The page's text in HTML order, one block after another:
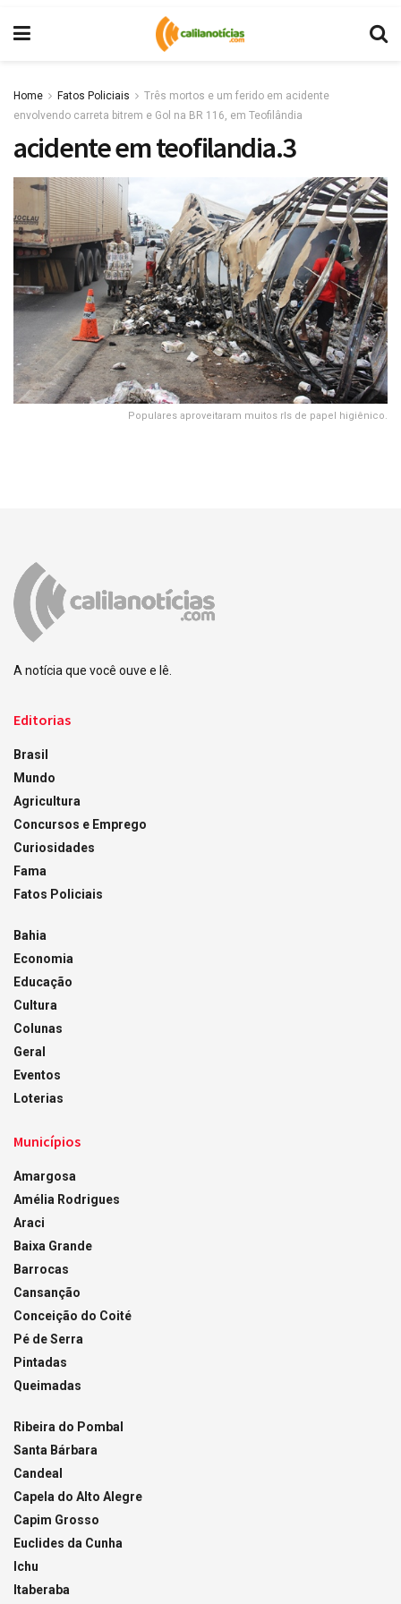
Home Fatos Policiais
Três mortos e um ferido em acidente
envolvendo carreta bitrem e Gol na BR 116, em Teofilândia
acidente em teofilandia.3
Populares aproveitaram muitos rls de papel higiênico.
A notícia que você ouve e lê.
Editorias
Brasil
Mundo
Agricultura
Concursos e Emprego
Curiosidades
Fama
Fatos Policiais
Bahia
Economia
Educação
Cultura
Colunas
Geral
Eventos
Loterias
Municípios
Amargosa
Amélia Rodrigues
Araci
Baixa Grande
Barrocas
Cansanção
Conceição do Coité
Pé de Serra
Pintadas
Queimadas
Ribeira do Pombal
Santa Bárbara
Candeal
Capela do Alto Alegre
Capim Grosso
Euclides da Cunha
Ichu
Itaberaba